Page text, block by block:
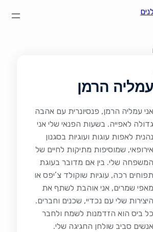
עמליה הרמן
עמליה הרמן, פנסיונרית עם אהבה
גדולה לאפייה. בשעות הפנאי שלי אני
נהנית לאפות עוגות ועוגיות בסגנון
אירופאי, שמוסיפות מתיקות לחיים של
המשפחה שלי. בין אם מדובר בעוגת
תפוחים רכה, עוגיות שוקולד צ’יפס או
מאפי שמרים, אני אוהבת לשתף את
היצירות שלי עם נכדיי, שכנים וחברים.
כל ביס הוא הזדמנות לשמח ולחבר
אנשים סביב שולחן החגיגה שלי.